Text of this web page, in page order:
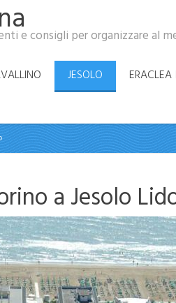
e consigli per organizzare al
JESOLO
a Jesolo